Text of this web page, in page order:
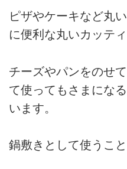
ピザやケーキなど丸
に便利な丸いカッテ
チーズやパンをのせ
て使ってもさまにな
います。
鍋敷きとして使うこ